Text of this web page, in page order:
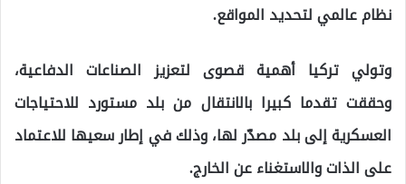
نظام عالمي لتحديد المواقع.
وتولي تركيا أهمية قصوى لتعزيز الصناعات الدفاعية،
وحققت تقدما كبيرا بالانتقال من بلد مستورد للاحتياجات
العسكرية إلى بلد مصدّر لها، وذلك في إطار سعيها للاعتماد
على الذات والاستغناء عن الخارج.